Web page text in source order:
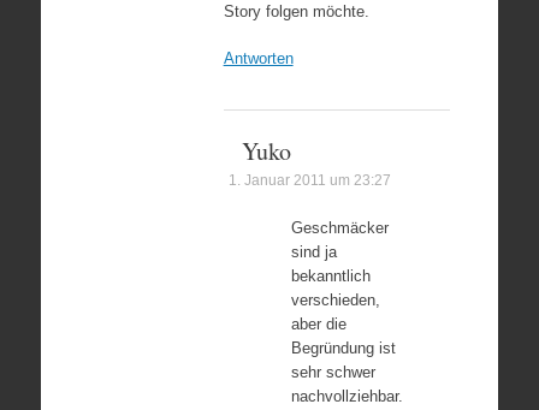
Story folgen möchte.
Antworten
Yuko
1. Januar 2011 um 23:27
Geschmäcker
sind ja
bekanntlich
verschieden,
aber die
Begründung ist
sehr schwer
nachvollziehbar.